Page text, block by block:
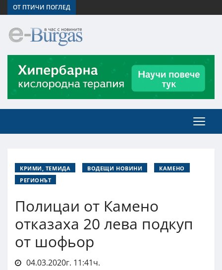
ОТ ПТИЧИ ПОГЛЕД
КРИМИ, ТЕМИДА ВОДЕЩИ НОВИНИ
КАМЕНО
РЕГИОНЪТ
Полицаи от Камено
отказаха 20 лева подкуп
от шофьор
04.03.2020г. 11:41ч.